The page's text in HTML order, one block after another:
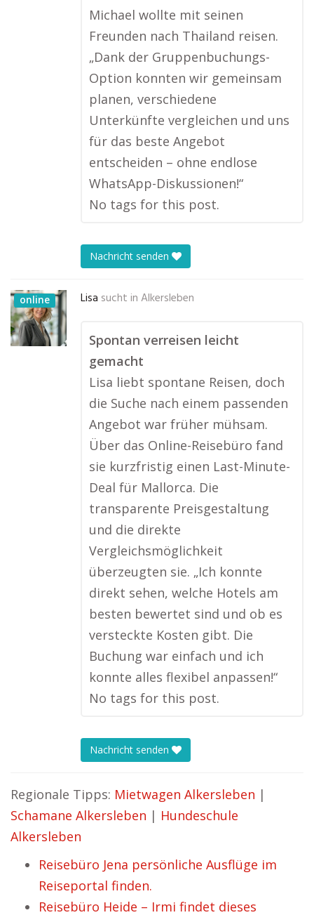
Michael wollte mit seinen
Freunden nach Thailand reisen.
„Dank der Gruppenbuchungs-
Option konnten wir gemeinsam
planen, verschiedene
Unterkünfte vergleichen und uns
für das beste Angebot
entscheiden – ohne endlose
WhatsApp-Diskussionen!“
No tags for this post.
Nachricht senden
online Lisa sucht in Alkersleben
Spontan verreisen leicht
gemacht
Lisa liebt spontane Reisen, doch
die Suche nach einem passenden
Angebot war früher mühsam.
Über das Online-Reisebüro fand
sie kurzfristig einen Last-Minute-
Deal für Mallorca. Die
transparente Preisgestaltung
und die direkte
Vergleichsmöglichkeit
überzeugten sie. „Ich konnte
direkt sehen, welche Hotels am
besten bewertet sind und ob es
versteckte Kosten gibt. Die
Buchung war einfach und ich
konnte alles flexibel anpassen!“
No tags for this post.
Nachricht senden
Regionale Tipps: Mietwagen Alkersleben |
Schamane Alkersleben | Hundeschule
Alkersleben
Reisebüro Jena persönliche Ausflüge im
Reiseportal finden.
Reisebüro Heide – Irmi findet dieses